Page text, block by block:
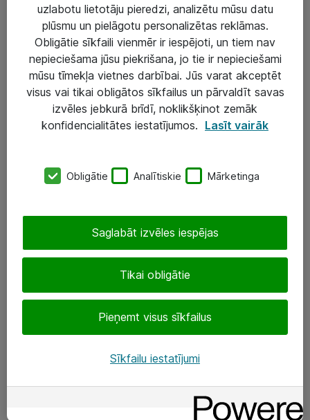
Risinājumi & Pakalpojumi
IT serviss un atbalsts
IT infrastruktūra
Darba vietu IT risinājumi
SIA „ATEA”
+(371) 67 81 90 50
eShop@atea.lv
Sekojiet mums
uzlabotu lietotāju pieredzi, analizētu mūsu datu
plūsmu un pielāgotu personalizētas reklāmas.
Obligātie sīkfaili vienmēr ir iespējoti, un tiem nav
nepieciešama jūsu piekrišana, jo tie ir nepieciešami
mūsu tīmekļa vietnes darbībai. Jūs varat akceptēt
visus vai tikai obligātos sīkfailus un pārvaldīt savas
izvēles jebkurā brīdī, noklikšķinot zemāk
konfidencialitātes iestatījumos. Lasīt vairāk
Obligātie Analītiskie Mārketinga
Tikai obligātie
Pieņemt visus sīkfailus
Saglabāt izvēles iespējas
Sīkfailu iestatījumi